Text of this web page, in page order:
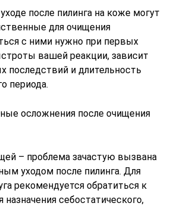
после пилинга на коже могут
для очищения
с ними нужно при первых
вашей реакции, зависит
последствий и длительность
периода.
осложнения после очищения
– проблема зачастую вызвана
уходом после пилинга. Для
рекомендуется обратиться к
назначения себостатического,